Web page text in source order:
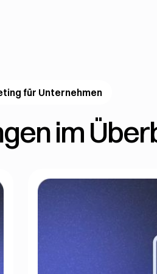
für Unternehmen
im